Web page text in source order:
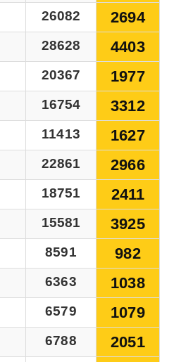
26082 2694
28628 4403
20367 1977
16754 3312
11413 1627
22861 2966
18751 2411
15581 3925
8591 982
6363 1038
6579 1079
6788 2051